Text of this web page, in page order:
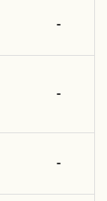
-
-
-